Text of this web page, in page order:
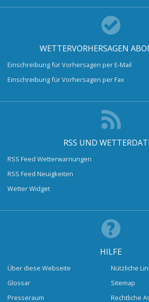
WETTERVORHERSAGEN
Einschreibung für Vorhersagen per E-Mail
Einschreibung für Vorhersagen per Fax
RSS UND
RSS Feed Wetterwarnungen
RSS Feed Neuigkeiten
Wetter Widget
HILFE
Über diese Webseite
Glossar
Presseraum
Nützliche
Sitemap
Rechtliche